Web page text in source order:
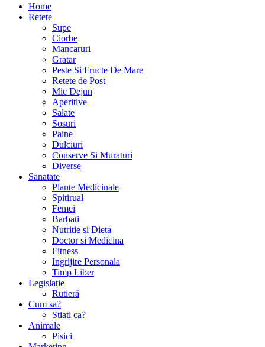
Home
Retete
Supe
Ciorbe
Mancaruri
Gratar
Peste Si Fructe De Mare
Retete de Post
Mic Dejun
Aperitive
Salate
Sosuri
Paine
Dulciuri
Conserve Si Muraturi
Diverse
Sanatate
Plante Medicinale
Spitirual
Femei
Barbati
Nutritie si Dieta
Doctor si Medicina
Fitness
Ingrijire Personala
Timp Liber
Legislație
Rutieră
Cum sa?
Stiati ca?
Animale
Pisici